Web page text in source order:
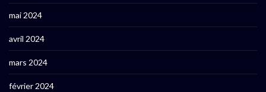
mai 2024
avril 2024
mars 2024
février 2024